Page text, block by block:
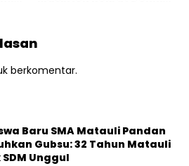
berkomentar.
Baru SMA Matauli Pandan
Gubsu: 32 Tahun Matauli
Unggul